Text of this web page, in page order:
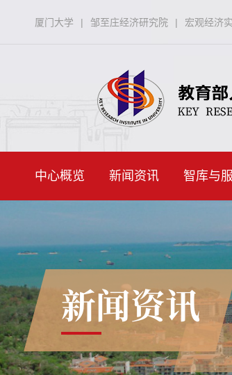
厦门大学 | 邹至庄经济研究院 | 宏观经济
中心概览 新闻资讯 智库与
新闻资讯